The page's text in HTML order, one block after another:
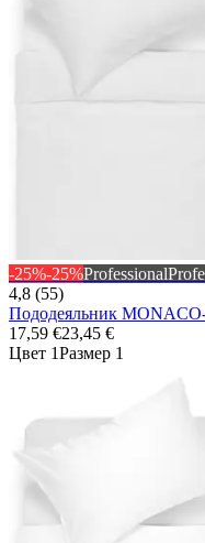
-25%-25%Professional
4,8 (55)
Пододеяльник
17,59 €23,45 €
Цвет 1Размер 1